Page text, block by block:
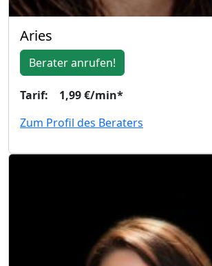
Aries
Berater anrufen!
Tarif: 1,99 €/min*
Zum Profil des Beraters